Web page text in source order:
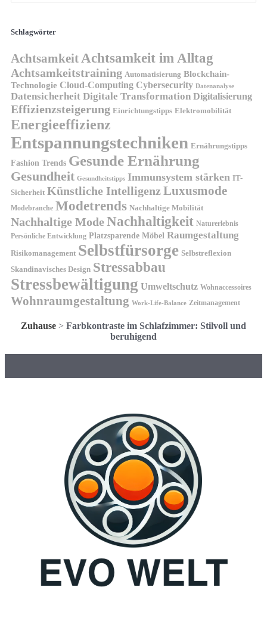
Schlagwörter
AchtsamkeitAchtsamkeit im Alltag
Achtsamkeitstraining Automatisierung Blockchain-
Technologie Cloud-Computing Cybersecurity Datenanalyse
Datensicherheit Digitale Transformation Digitalisierung
Effizienzsteigerung Einrichtungstipps Elektromobilität
Energieeffizienz
Entspannungstechniken Ernährungstipps
Fashion Trends Gesunde Ernährung
Gesundheit Gesundheitstipps Immunsystem stärken IT-
Sicherheit Künstliche IntelligenzLuxusmode
Modebranche Modetrends Nachhaltige Mobilität
Nachhaltige ModeNachhaltigkeit Naturerlebnis
Persönliche Entwicklung Platzsparende Möbel Raumgestaltung
Risikomanagement Selbstfürsorge Selbstreflexion
Skandinavisches Design Stressabbau
Stressbewältigung Umweltschutz Wohnaccessoires
Wohnraumgestaltung Work-Life-Balance Zeitmanagement
Zuhause > Farbkontraste im Schlafzimmer: Stilvoll und
beruhigend